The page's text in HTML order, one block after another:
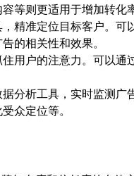
等则更适用于增加转化
精准定位目标客户。
的相关性和效果。
用户的注意力。可以
分析工具，实时监测广
众定位等。